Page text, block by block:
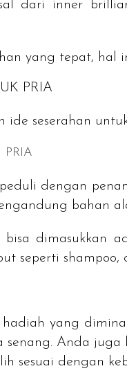
dari inner
yang tepat,
PRIA
ide seserahan
PRIA
dengan
bahan
bisa dimasukkan
seperti shampoo,
yang
Anda juga
sesuai dengan